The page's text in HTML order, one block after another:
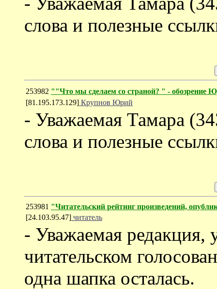
слова и полезные
253982 ""Что мы сделаем со страной? " - обозрение
[81.195.173.129] Крупнов Юрий
- Уважаемая Тамара
слова и полезные
253981 "Читательский рейтинг произведений,
[24.103.95.47] читатель
- Уважаемая редакция,
читательском
одна шапка осталась.